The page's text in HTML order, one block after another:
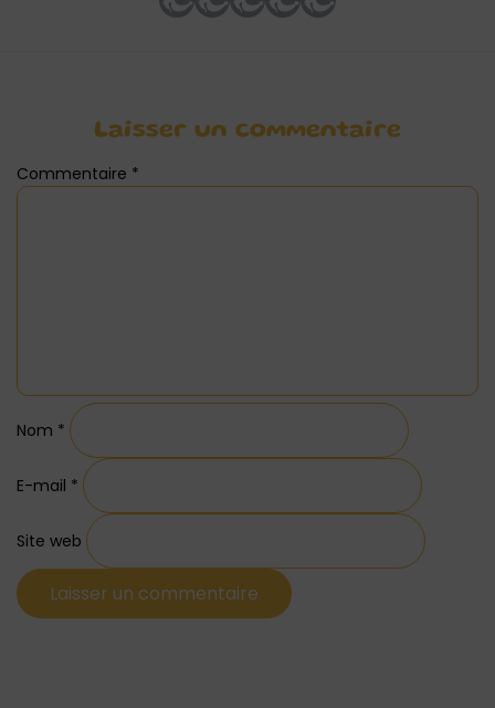
Laisser un commentaire
Commentaire *
Nom *
E-mail *
Site web